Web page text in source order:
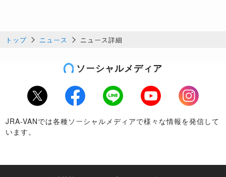
トップ ニュース ニュース詳細
ソーシャルメディア
Twitter Facebook LINE Youtube
Instagram
JRA-VANでは各種ソーシャルメディアで様々な情報を発信して
います。